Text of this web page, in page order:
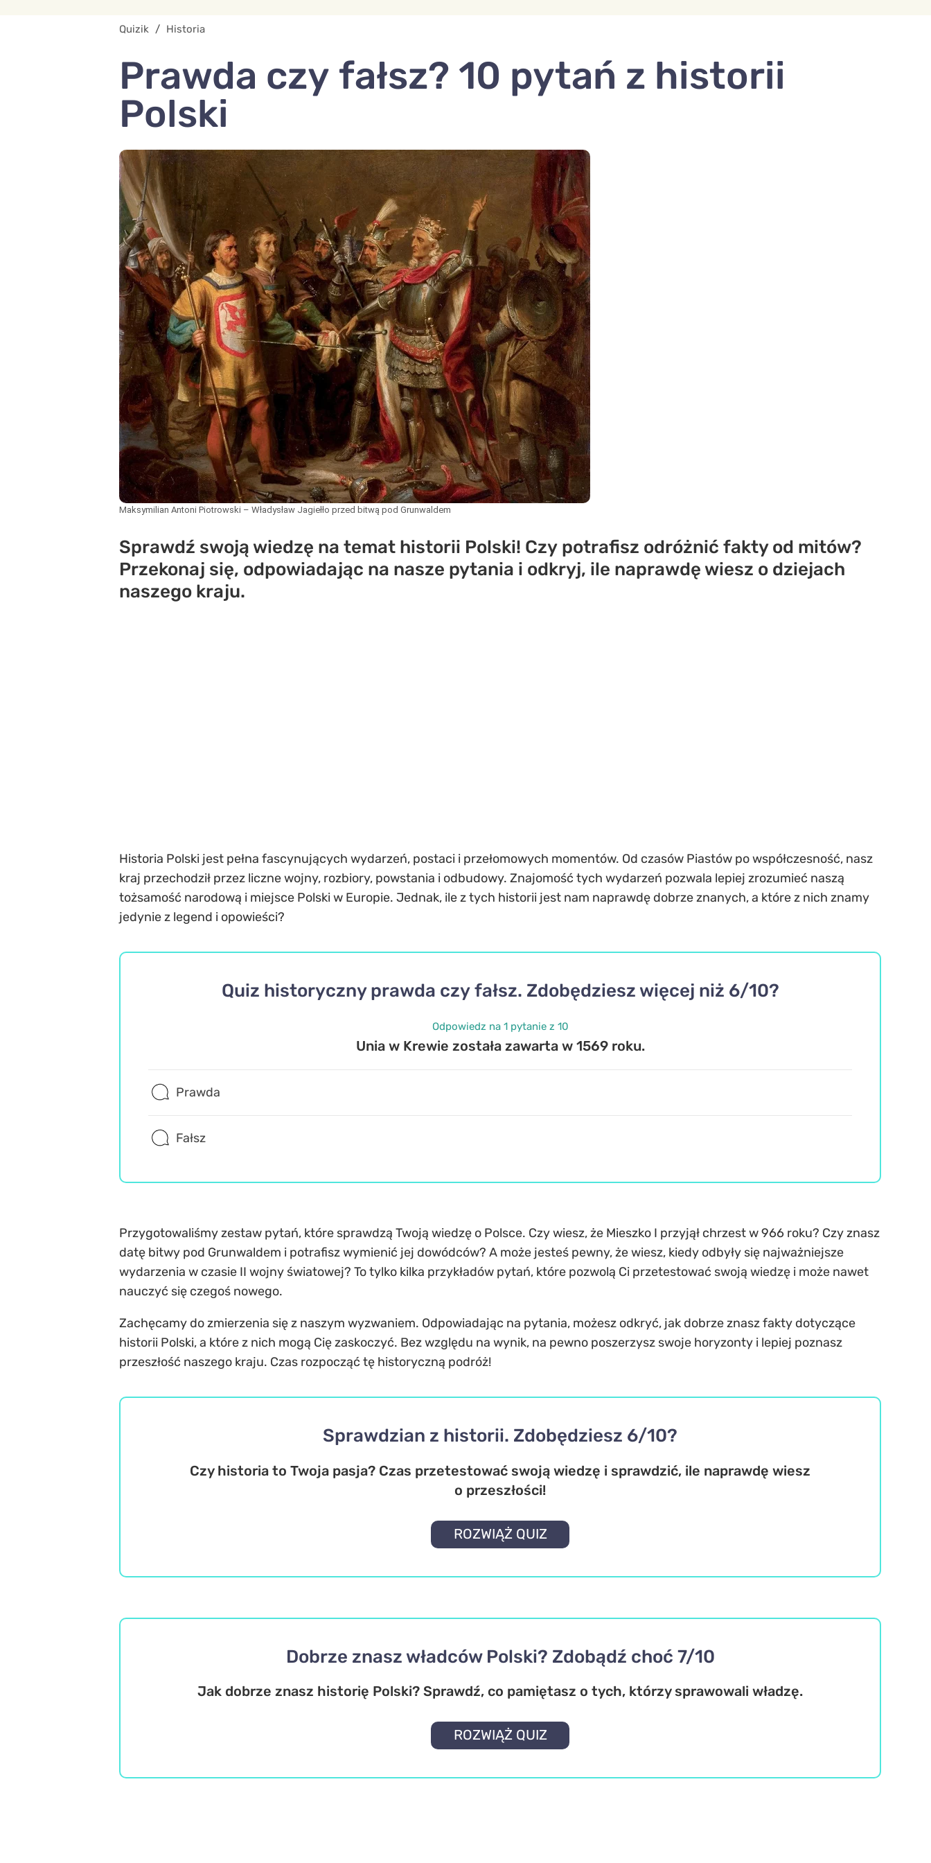
Quizik / Historia
Prawda czy fałsz? 10 pytań z historii
Polski
Maksymilian Antoni Piotrowski – Władysław Jagiełło przed bitwą pod Grunwaldem
Sprawdź swoją wiedzę na temat historii Polski! Czy potrafisz odróżnić fakty od mitów?
Przekonaj się, odpowiadając na nasze pytania i odkryj, ile naprawdę wiesz o dziejach
naszego kraju.
Historia Polski jest pełna fascynujących wydarzeń, postaci i przełomowych momentów. Od czasów Piastów po współczesność, nasz
kraj przechodził przez liczne wojny, rozbiory, powstania i odbudowy. Znajomość tych wydarzeń pozwala lepiej zrozumieć naszą
tożsamość narodową i miejsce Polski w Europie. Jednak, ile z tych historii jest nam naprawdę dobrze znanych, a które z nich znamy
jedynie z legend i opowieści?
Quiz historyczny prawda czy fałsz. Zdobędziesz więcej niż 6/10?
Odpowiedz na 1 pytanie z 10
Unia w Krewie została zawarta w 1569 roku.
Prawda
Fałsz
Przygotowaliśmy zestaw pytań, które sprawdzą Twoją wiedzę o Polsce. Czy wiesz, że Mieszko I przyjął chrzest w 966 roku? Czy znasz
datę bitwy pod Grunwaldem i potrafisz wymienić jej dowódców? A może jesteś pewny, że wiesz, kiedy odbyły się najważniejsze
wydarzenia w czasie II wojny światowej? To tylko kilka przykładów pytań, które pozwolą Ci przetestować swoją wiedzę i może nawet
nauczyć się czegoś nowego.
Zachęcamy do zmierzenia się z naszym wyzwaniem. Odpowiadając na pytania, możesz odkryć, jak dobrze znasz fakty dotyczące
historii Polski, a które z nich mogą Cię zaskoczyć. Bez względu na wynik, na pewno poszerzysz swoje horyzonty i lepiej poznasz
przeszłość naszego kraju. Czas rozpocząć tę historyczną podróż!
Sprawdzian z historii. Zdobędziesz 6/10?
Czy historia to Twoja pasja? Czas przetestować swoją wiedzę i sprawdzić, ile naprawdę wiesz
o przeszłości!
ROZWIĄŻ QUIZ
Dobrze znasz władców Polski? Zdobądź choć 7/10
Jak dobrze znasz historię Polski? Sprawdź, co pamiętasz o tych, którzy sprawowali władzę.
ROZWIĄŻ QUIZ